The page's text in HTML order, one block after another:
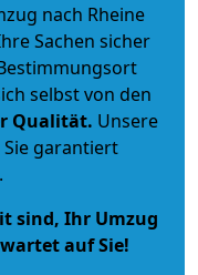
nach Rheine
Sachen sicher
selbst von den
Qualität. Unsere
garantiert
sind, Ihr Umzug
auf Sie!